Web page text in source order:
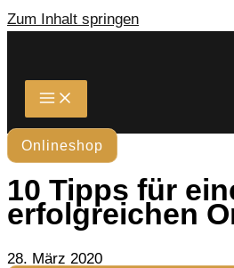
Zum Inhalt springen
Onlineshop
10 Tipps für
erfolgreichen
28. März 2020